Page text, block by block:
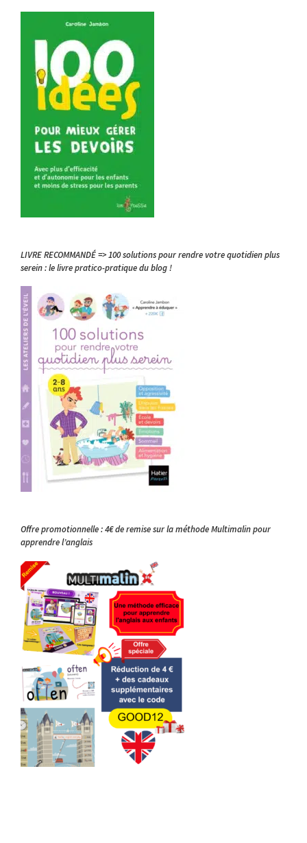
LIVRE RECOMMANDÉ => 100 solutions pour rendre votre quotidien plus
serein : le livre pratico-pratique du blog !
Offre promotionnelle : 4€ de remise sur la méthode Multimalin pour
apprendre l’anglais